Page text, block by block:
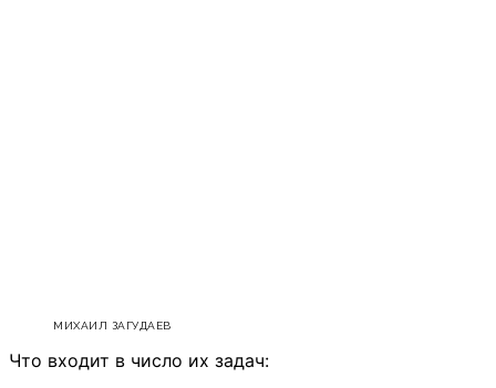
МИХАИЛ ЗАГУДАЕВ
Что входит в число их задач: